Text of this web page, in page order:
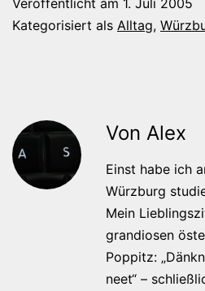
Kategorisiert als Alltag,
Von Alex
Einst habe ich
Würzburg
Mein
grandiosen
Poppitz:
neet“ –